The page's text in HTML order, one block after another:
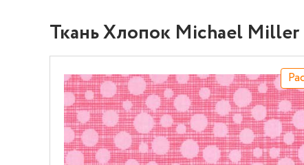
Ткань Хлопок Michael Miller